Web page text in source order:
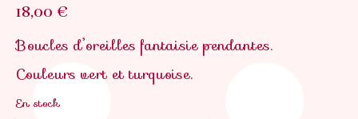
18,00 €
Boucles d’oreilles fantaisie pendantes.
Couleurs vert et turquoise.
En stock